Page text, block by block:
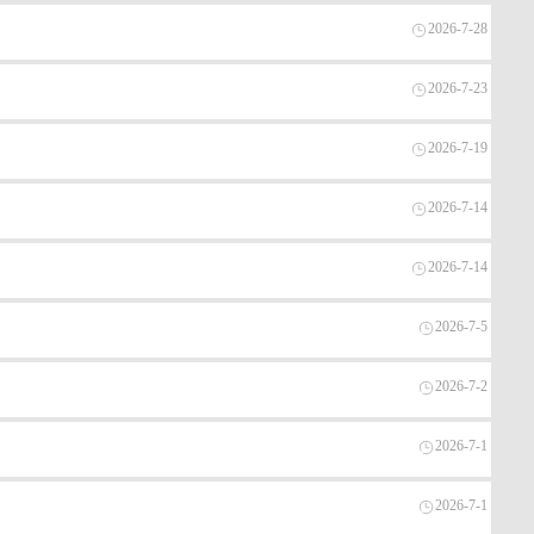
2026-7-28
2026-7-23
2026-7-19
2026-7-14
2026-7-14
2026-7-5
2026-7-2
2026-7-1
2026-7-1